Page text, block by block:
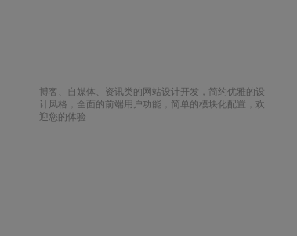
博客、自媒体、资讯类的网站设计开发，简约优雅的设
计风格，全面的前端用户功能，简单的模块化配置，欢
迎您的体验